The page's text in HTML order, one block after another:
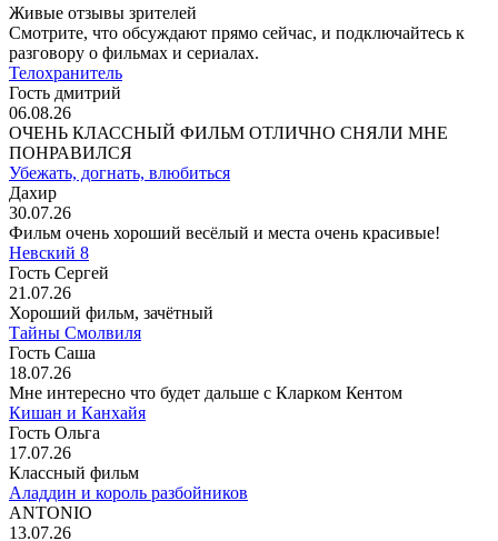
Живые отзывы зрителей
Смотрите, что обсуждают прямо сейчас, и подключайтесь к
разговору о фильмах и сериалах.
Телохранитель
Гость дмитрий
06.08.26
ОЧЕНЬ КЛАССНЫЙ ФИЛЬМ ОТЛИЧНО СНЯЛИ МНЕ
ПОНРАВИЛСЯ
Убежать, догнать, влюбиться
Дахир
30.07.26
Фильм очень хороший весёлый и места очень красивые!
Невский 8
Гость Сергей
21.07.26
Хороший фильм, зачётный
Тайны Смолвиля
Гость Саша
18.07.26
Мне интересно что будет дальше с Кларком Кентом
Кишан и Канхайя
Гость Ольга
17.07.26
Классный фильм
Аладдин и король разбойников
ANTONIO
13.07.26